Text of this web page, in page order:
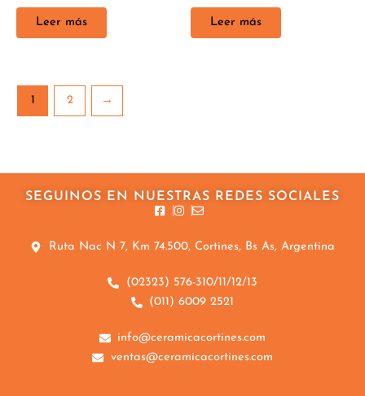
Leer más Leer más
1 2 →
SEGUINOS EN NUESTRAS REDES SOCIALES
Ruta Nac N 7, Km 74.500, Cortines, Bs As, Argentina
(02323) 576-310/11/12/13
(011) 6009 2521
info@ceramicacortines.com
ventas@ceramicacortines.com